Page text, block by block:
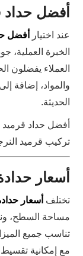
أفضل
عند اختيار أفضل
الخبرة العملية،
العملاء يفضلون
والمواد، إضافة
الحديثة.
أفضل حداد
تركيب قرميد
أسعار
تختلف أسعار
مساحة السطح،
تناسب جميع
مع إمكانية تقسيط